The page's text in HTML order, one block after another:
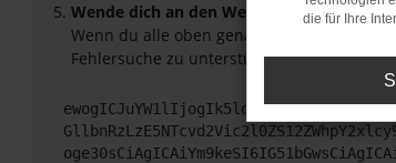
Wende dich an den Webseitenbetreiber.
Wenn du alle oben genannten Schritte
Fehlersuche zu unterstützen:
die für Ihre